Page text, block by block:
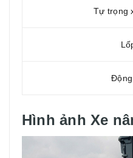
Tự trọng
Hình ảnh Xe